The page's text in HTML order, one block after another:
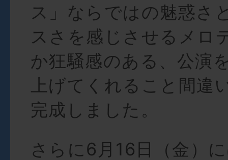
ス」ならではの魅惑さ
スさを感じさせるメロ
か狂騒感のある、公演
上げてくれること間違
完成しました。
さらに6月16日（金）